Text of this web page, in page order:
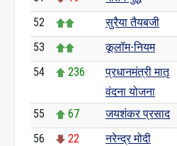
52
सुरैया तैयबजी
53
कूलॉम-नियम
54
236
प्रधानमंत्री मातृ
वंदना योजना
55 67 जयशंकर प्रसाद
56
22 नरेन्द्र मोदी